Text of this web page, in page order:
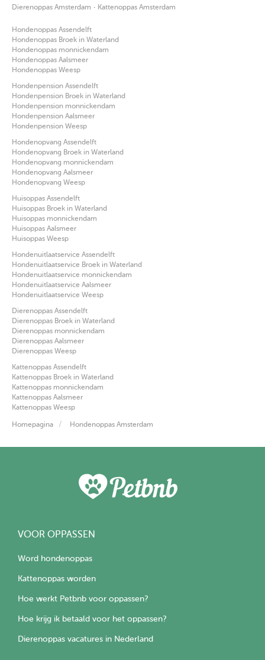
Dierenoppas Amsterdam · Kattenoppas Amsterdam
Hondenoppas Assendelft
Hondenoppas Broek in Waterland
Hondenoppas monnickendam
Hondenoppas Aalsmeer
Hondenoppas Weesp
Hondenpension Assendelft
Hondenpension Broek in Waterland
Hondenpension monnickendam
Hondenpension Aalsmeer
Hondenpension Weesp
Hondenopvang Assendelft
Hondenopvang Broek in Waterland
Hondenopvang monnickendam
Hondenopvang Aalsmeer
Hondenopvang Weesp
Huisoppas Assendelft
Huisoppas Broek in Waterland
Huisoppas monnickendam
Huisoppas Aalsmeer
Huisoppas Weesp
Hondenuitlaatservice Assendelft
Hondenuitlaatservice Broek in Waterland
Hondenuitlaatservice monnickendam
Hondenuitlaatservice Aalsmeer
Hondenuitlaatservice Weesp
Dierenoppas Assendelft
Dierenoppas Broek in Waterland
Dierenoppas monnickendam
Dierenoppas Aalsmeer
Dierenoppas Weesp
Kattenoppas Assendelft
Kattenoppas Broek in Waterland
Kattenoppas monnickendam
Kattenoppas Aalsmeer
Kattenoppas Weesp
Homepagina Hondenoppas Amsterdam
VOOR OPPASSEN
Word hondenoppas
Kattenoppas worden
Hoe werkt Petbnb voor oppassen?
Hoe krijg ik betaald voor het oppassen?
Dierenoppas vacatures in Nederland